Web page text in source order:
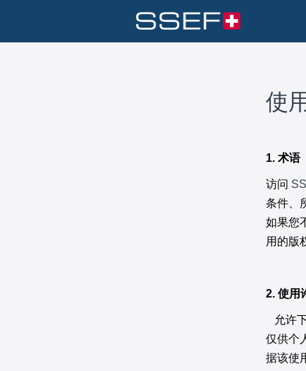
使
1. 术语
访问
条件、
如果您
用的版
2. 使用
允许
仅供个
据该使